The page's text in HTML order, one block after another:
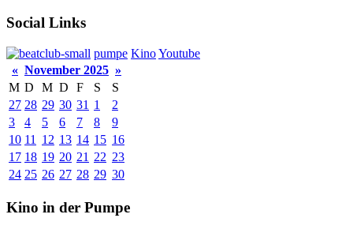
Social Links
pumpe KinoYoutube
« November 2025 »
M D M D F S
S
27 28 29 30 31 1
2
3
4 5 6 7 8
9
10 11 12 13 14 15 16
17 18 19 20 21 22 23
24 25 26 27 28 29 30
Kino in der Pumpe